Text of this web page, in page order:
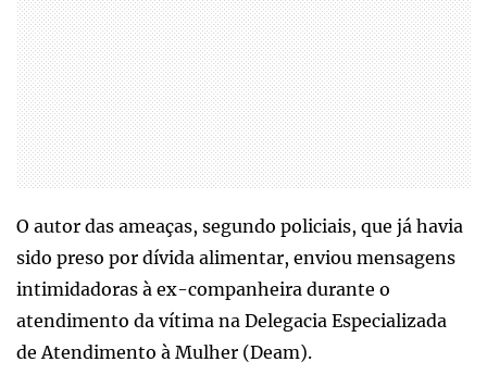
O autor das ameaças, segundo policiais, que já havia
sido preso por dívida alimentar, enviou mensagens
intimidadoras à ex-companheira durante o
atendimento da vítima na Delegacia Especializada
de Atendimento à Mulher (Deam).